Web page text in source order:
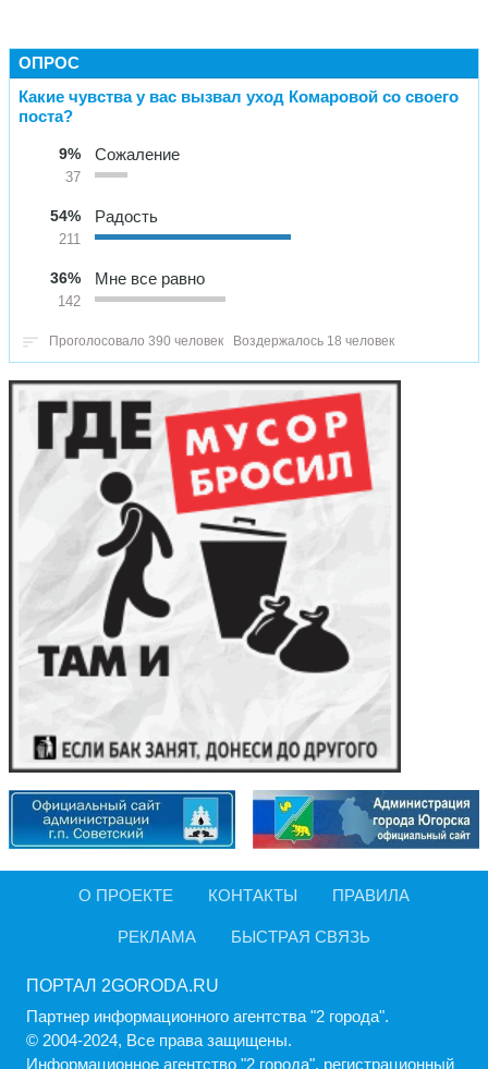
ОПРОС
Какие чувства у вас вызвал уход Комаровой со своего
поста?
9%
37
Сожаление
54%
211
Радость
36%
142
Мне все равно
Проголосовало 390 человек Воздержалось 18 человек
О ПРОЕКТЕ КОНТАКТЫ ПРАВИЛА
РЕКЛАМА БЫСТРАЯ СВЯЗЬ
ПОРТАЛ 2GORODA.RU
Партнер информационного агентства "2 города".
© 2004-2024, Все права защищены.
Информационное агентство "2 города", регистрационный